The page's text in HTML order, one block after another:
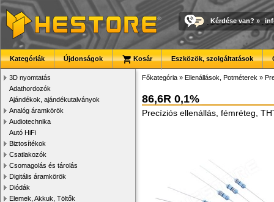
Kérdése van? »
Kategóriák Újdonságok Kosár Eszközök, szolgáltatások
3D nyomtatás
Adathordozók
Ajándékok, ajándékutalványok
Analóg áramkörök
Audiotechnika
Autó HiFi
Biztosítékok
Csatlakozók
Csomagolás és tárolás
Digitális áramkörök
Diódák
Elemek, Akkuk, Töltők
Főkategória » Ellenállások, Potméterek »
86,6R 0,1%
Precíziós ellenállás, fémréteg,